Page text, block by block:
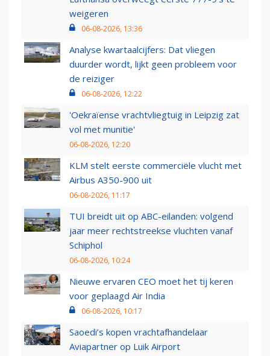
weigeren
06-08-2026, 13:36
Analyse kwartaalcijfers: Dat vliegen
duurder wordt, lijkt geen probleem voor
de reiziger
06-08-2026, 12:22
'Oekraïense vrachtvliegtuig in Leipzig zat
vol met munitie'
06-08-2026, 12:20
KLM stelt eerste commerciële vlucht met
Airbus A350-900 uit
06-08-2026, 11:17
TUI breidt uit op ABC-eilanden: volgend
jaar meer rechtstreekse vluchten vanaf
Schiphol
06-08-2026, 10:24
Nieuwe ervaren CEO moet het tij keren
voor geplaagd Air India
06-08-2026, 10:17
Saoedi’s kopen vrachtafhandelaar
Aviapartner op Luik Airport